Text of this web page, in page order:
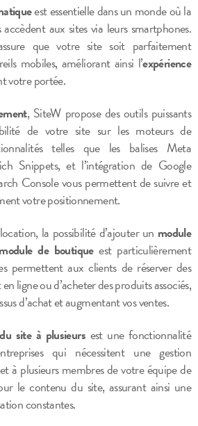
est essentielle dans un monde où la
aux sites via leurs smartphones.
que votre site soit parfaitement
mobiles, améliorant ainsi l’expérience
votre portée.
, SiteW propose des outils puissants
de votre site sur les moteurs de
telles que les balises Meta
Snippets, et l’intégration de Google
Console vous permettent de suivre et
votre positionnement.
la possibilité d’ajouter un module
module de boutiqueest particulièrement
permettent aux clients de réserver des
ligne ou d’acheter des produits associés,
d’achat et augmentant vos ventes.
site à plusieursest une fonctionnalité
qui nécessitent une gestion
à plusieurs membres de votre équipe de
le contenu du site, assurant ainsi une
constantes.